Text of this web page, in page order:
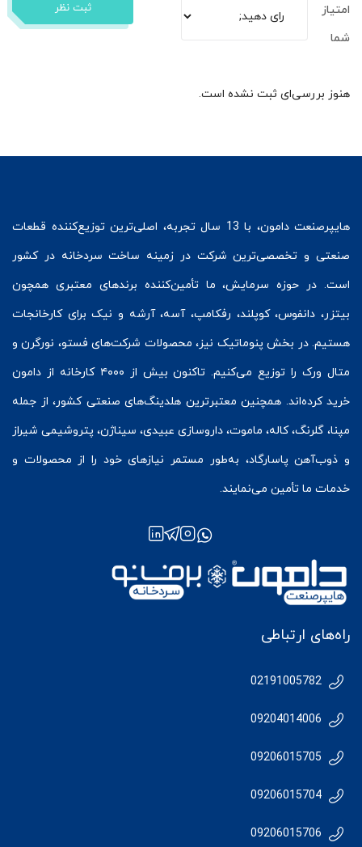
امتیاز
شما
ثبت نظر
هنوز بررسی‌ای ثبت نشده است.
هایپرصنعت
دامون، با 13 سال تجربه، اصلی‌ترین توزیع‌کننده قطعات
صنعتی و تخصصی‌ترین شرکت در زمینه ساخت سردخانه در کشور
است. در حوزه سرمایش، ما تأمین‌کننده برندهای معتبری همچون
بیتزر، دانفوس،کوپلند، رفکامپ، آسه، آرشه و نیک برای کارخانجات
هستیم. در بخش پنوماتیک نیز، محصولات شرکت‌های فستو، نورگرن و
متال ورک
را توزیع می‌کنیم. تاکنون بیش از ۴۰۰۰ کارخانه از دامون
خرید کرده‌اند. همچنین معتبرترین هلدینگ‌های صنعتی کشور، از جمله
مپنا، گلرنگ، کاله، ماموت، داروسازی عبیدی، سیناژن، پتروشیمی شیراز
و ذوب‌آهن پاسارگاد، به‌طور مستمر نیازهای خود را از محصولات و
خدمات ما تأمین می‌نمایند.
راه‌های ارتباطی
02191005782
09204014006
09206015705
09206015704
09206015706